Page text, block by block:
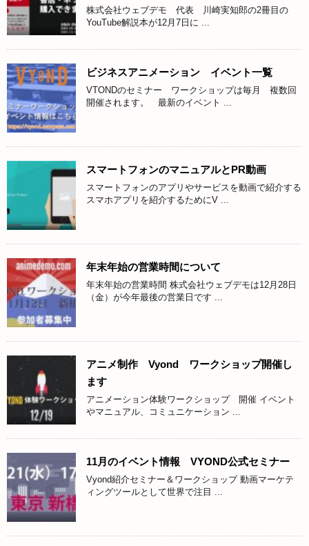
株式会社ウェブデモ 代表 川崎実知郎の2冊目の
YouTube解説本が12月7日に ...
ビジネスアニメーション イベント一覧
VTONDのセミナー ワークショップは毎月 複数回
開催されます。 最新のイベント ...
スマートフォンのマニュアルとPR動画
スマートフォンのアプリやサービスを動画で紹介する
スマホアプリを紹介するためにV ...
年末年始の営業時間について
年末年始の営業時間 株式会社ウェブデモは12月28日
（金）が今年最後の営業日です ...
アニメ制作 Vyond ワークショップ開催し
ます
アニメーション体験ワークショップ 開催 イベント
やマニュアル、コミュニケーション ...
11月のイベント情報 VYOND公式セミナー
Vyond紹介セミナー＆ワークショップ 動画マーケテ
ィングツールとして世界で注目 ...